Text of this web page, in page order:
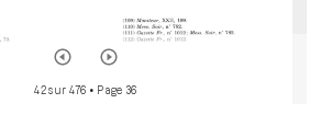
42 sur 476 • Page 36